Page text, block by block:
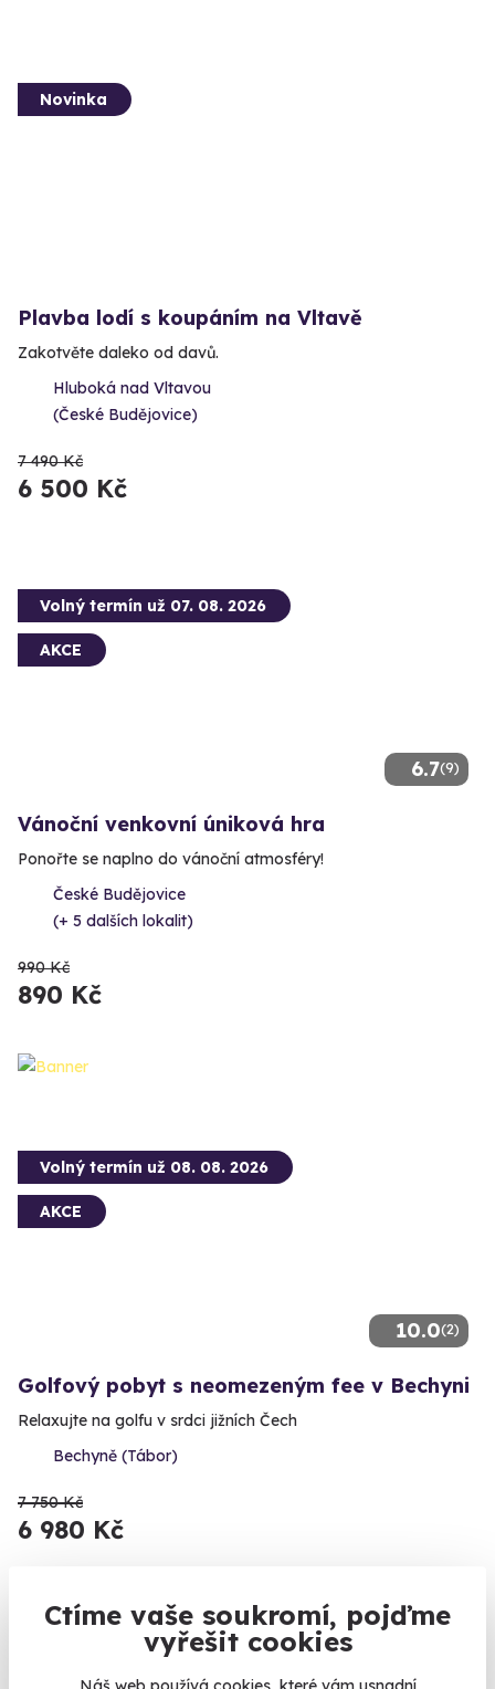
Ctíme vaše soukromí, pojďme
vyřešit cookies
Novinka
Plavba lodí s koupáním na Vltavě
Zakotvěte daleko od davů.
Hluboká nad Vltavou
(České Budějovice)
7 490 Kč
6 500 Kč
6.7(9)
Volný termín už 07. 08. 2026
AKCE
Vánoční venkovní úniková hra
Ponořte se naplno do vánoční atmosféry!
České Budějovice
(+ 5 dalších lokalit)
990 Kč
890 Kč
10.0(2)
Volný termín už 08. 08. 2026
AKCE
Golfový pobyt s neomezeným fee v Bechyni
Relaxujte na golfu v srdci jižních Čech
Bechyně (Tábor)
7 750 Kč
6 980 Kč
Volný termín už 08. 08. 2026